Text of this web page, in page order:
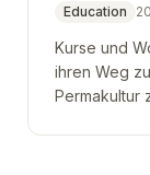
Education
Kurse und
ihren Weg
Permakultur